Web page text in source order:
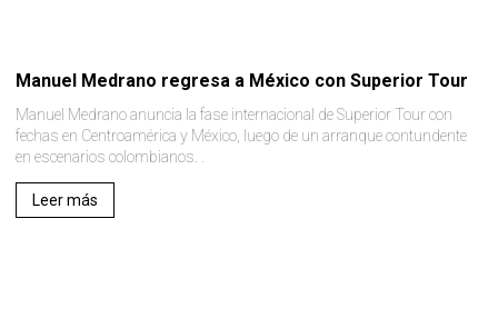
Manuel Medrano regresa a México con Superior Tour
Manuel Medrano anuncia la fase internacional de Superior Tour con
fechas en Centroamérica y México, luego de un arranque contundente
en escenarios colombianos. .
Leer más